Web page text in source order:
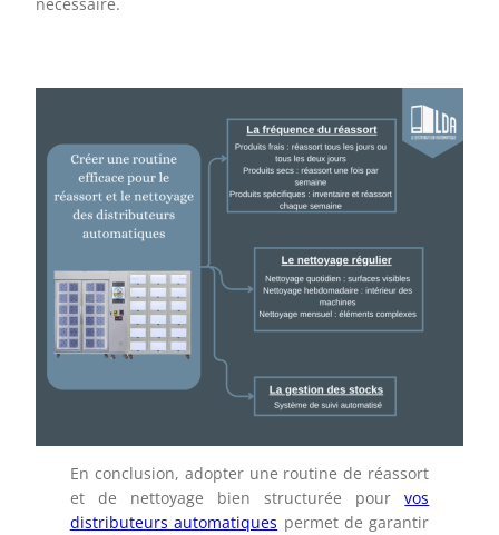
En conclusion, adopter une routine de réassort
et de nettoyage bien structurée pourvos
distributeurs automatiques permet de garantir